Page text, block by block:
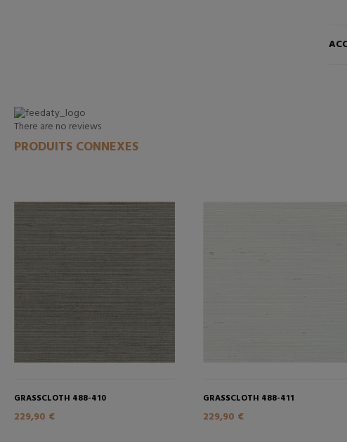
There are no reviews
PRODUITS CONNEXES
GRASSCLOTH 488-410
229,90 €
GRASSCLOTH 488-411
229,90 €